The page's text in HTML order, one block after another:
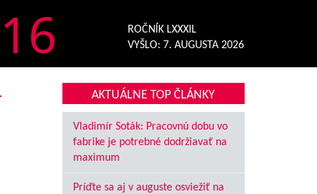
16
ROČNÍK LXXXIL
VYŠLO: 7. AUGUSTA 2026
AKTUÁLNE TOP ČLÁNKY
Vladimír Soták: Pracovnú dobu vo
fabrike je potrebné dodržiavať na
maximum
Príďte sa aj v auguste osviežiť na